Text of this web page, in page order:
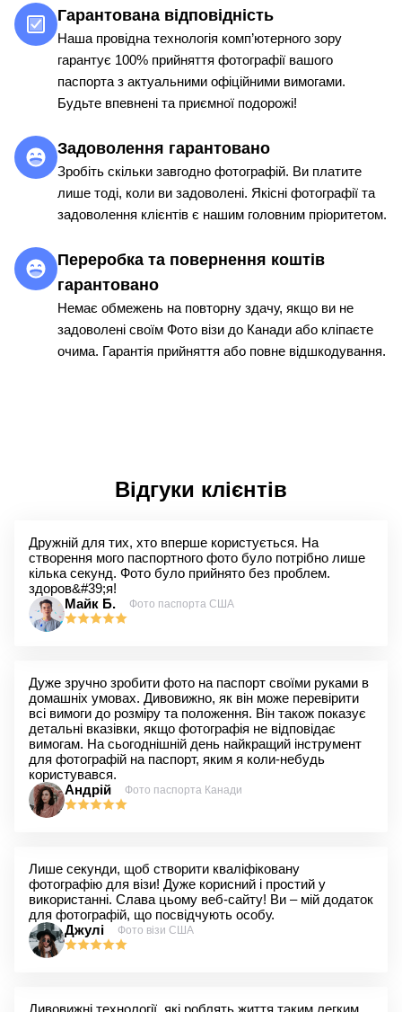
Гарантована відповідність
Наша провідна технологія комп’ютерного зору
гарантує 100% прийняття фотографії вашого
паспорта з актуальними офіційними вимогами.
Будьте впевнені та приємної подорожі!
Задоволення гарантовано
Зробіть скільки завгодно фотографій. Ви платите
лише тоді, коли ви задоволені. Якісні фотографії та
задоволення клієнтів є нашим головним пріоритетом.
Переробка та повернення коштів
гарантовано
Немає обмежень на повторну здачу, якщо ви не
задоволені своїм Фото візи до Канади або кліпаєте
очима. Гарантія прийняття або повне відшкодування.
Відгуки клієнтів
Дружній для тих, хто вперше користується. На
створення мого паспортного фото було потрібно лише
кілька секунд. Фото було прийнято без проблем.
здоров&#39;я!
Майк Б.
Фото паспорта США
Дуже зручно зробити фото на паспорт своїми руками в
домашніх умовах. Дивовижно, як він може перевірити
всі вимоги до розміру та положення. Він також показує
детальні вказівки, якщо фотографія не відповідає
вимогам. На сьогоднішній день найкращий інструмент
для фотографій на паспорт, яким я коли-небудь
користувався.
Андрій
Фото паспорта Канади
Лише секунди, щоб створити кваліфіковану
фотографію для візи! Дуже корисний і простий у
використанні. Слава цьому веб-сайту! Ви – мій додаток
для фотографій, що посвідчують особу.
Джулі
Фото візи США
Дивовижні технології, які роблять життя таким легким.